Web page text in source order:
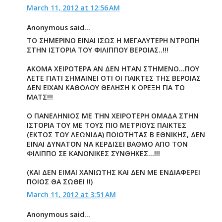
March 11, 2012 at 12:56 AM
Anonymous said...
ΤΟ ΣΗΜΕΡΙΝΟ ΕΙΝΑΙ ΙΣΩΣ Η ΜΕΓΑΛΥΤΕΡΗ ΝΤΡΟΠΗ
ΣΤΗΝ ΙΣΤΟΡΙΑ ΤΟΥ ΦΙΛΙΠΠΟΥ ΒΕΡΟΙΑΣ..!!!
ΑΚΟΜΑ ΧΕΙΡΟΤΕΡΑ ΑΝ ΔΕΝ ΗΤΑΝ ΣΤΗΜΕΝΟ...ΠΟΥ
ΛΕΤΕ ΓΙΑΤΙ ΣΗΜΑΙΝΕΙ ΟΤΙ ΟΙ ΠΑΙΚΤΕΣ ΤΗΣ ΒΕΡΟΙΑΣ
ΔΕΝ ΕΙΧΑΝ ΚΑΘΟΛΟΥ ΘΕΛΗΣΗ Κ ΟΡΕΞΗ ΓΙΑ ΤΟ
ΜΑΤΣ!!!
Ο ΠΑΝΕΛΗΝΙΟΣ ΜΕ ΤΗΝ ΧΕΙΡΟΤΕΡΗ ΟΜΑΔΑ ΣΤΗΝ
ΙΣΤΟΡΙΑ ΤΟΥ ΜΕ ΤΟΥΣ ΠΙΟ ΜΕΤΡΙΟΥΣ ΠΑΙΚΤΕΣ
(ΕΚΤΟΣ ΤΟΥ ΛΕΩΝΙΔΑ) ΠΟΙΟΤΗΤΑΣ Β ΕΘΝΙΚΗΣ, ΔΕΝ
ΕΙΝΑΙ ΔΥΝΑΤΟΝ ΝΑ ΚΕΡΔΙΣΕΙ ΒΑΘΜΟ ΑΠΟ ΤΟΝ
ΦΙΛΙΠΠΟ ΣΕ ΚΑΝΟΝΙΚΕΣ ΣΥΝΘΗΚΕΣ...!!!
(ΚΑΙ ΔΕΝ ΕΙΜΑΙ ΧΑΝΙΩΤΗΣ ΚΑΙ ΔΕΝ ΜΕ ΕΝΔΙΑΦΕΡΕΙ
ΠΟΙΟΣ ΘΑ ΣΩΘΕΙ !!)
March 11, 2012 at 3:51 AM
Anonymous said...